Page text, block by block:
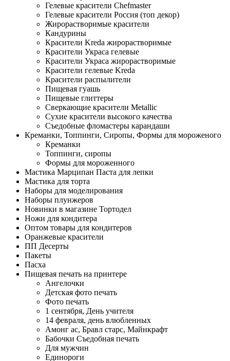
Гелевые красители Chefmaster
Гелевые красители Россия (топ декор)
Жирорастворимые красители
Кандурины
Красители Kreda жирорастворимые
Красители Украса гелевые
Красители Украса жирорастворимые
Красители гелевые Kreda
Красители распылители
Пищевая гуашь
Пищевые глиттеры
Сверкающие красители Metallic
Сухие красители высокого качества
Съедобные фломастеры карандаши
Креманки, Топпинги, Сиропы, Формы для мороженого
Креманки
Топпинги, сиропы
Формы для мороженного
Мастика Марципан Паста для лепки
Мастика для торта
Наборы для моделирования
Наборы плунжеров
Новинки в магазине Тортодел
Ножи для кондитера
Оптом товары для кондитеров
Оранжевые красители
ПП Десерты
Пакеты
Пасха
Пищевая печать на принтере
Ангелочки
Детская фото печать
Фото печать
1 сентября, День учителя
14 февраля, день влюбленных
Амонг ас, Бравл старс, Майнкрафт
Бабочки Съедобная печать
Для мужчин
Единороги